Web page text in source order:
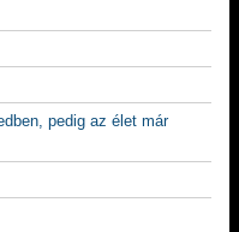
pedig az élet már